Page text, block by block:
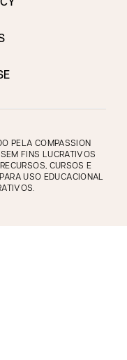
PELA COMPASSION
FINS LUCRATIVOS
CURSOS E
USO EDUCACIONAL